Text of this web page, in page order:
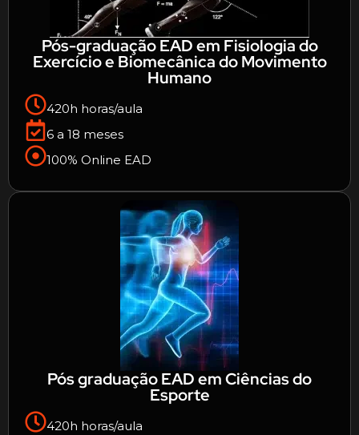
Pós-graduação EAD em Fisiologia do
Exercício e Biomecânica do Movimento
Humano
420h horas/aula
6 a 18 meses
100% Online EAD
Pós graduação EAD em Ciências do
Esporte
420h horas/aula